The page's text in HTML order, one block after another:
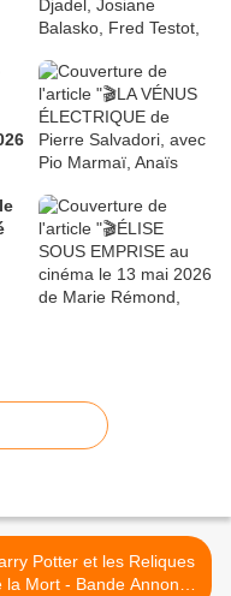
Potter et les Reliques
la Mort - Bande Annonce